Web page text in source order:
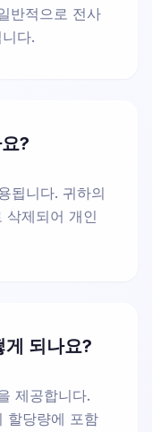
반적으로 전사
다.
?
됩니다. 귀하의
삭제되어 개인
게 되나요?
제공합니다.
할당량에 포함